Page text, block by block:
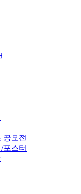
공모전
포스터